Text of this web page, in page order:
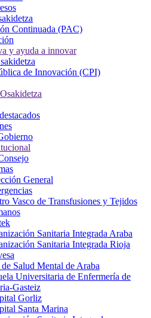
Continuada (PAC)
y ayuda a innovar
de Innovación (CPI)
General
Vasco de Transfusiones y Tejidos
Sanitaria Integrada Araba
Sanitaria Integrada Rioja
Salud Mental de Araba
Universitaria de Enfermería de
Gasteiz
Gorliz
Santa Marina